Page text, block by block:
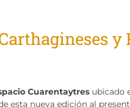
y
Cuarentaytres ubicado
esta nueva edición al